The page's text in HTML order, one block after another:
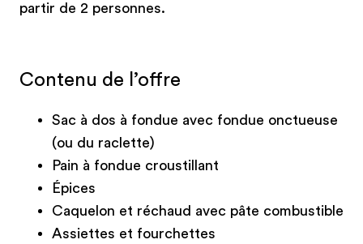
partir de 2 personnes.
Contenu de l’offre
Sac à dos à fondue avec fondue onctueuse
(ou du raclette)
Pain à fondue croustillant
Épices
Caquelon et réchaud avec pâte combustible
Assiettes et fourchettes